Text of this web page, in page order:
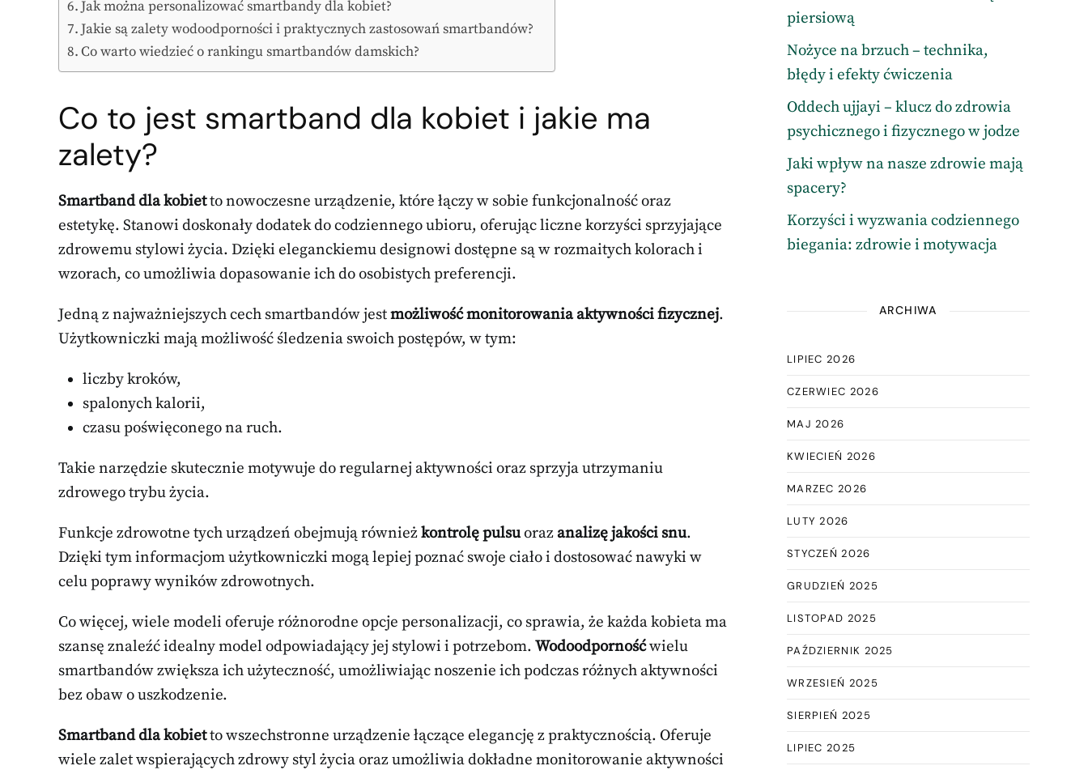
Jak można personalizować smartbandy dla kobiet?
Jakie są zalety wodoodporności i praktycznych zastosowań smartbandów?
Co warto wiedzieć o rankingu smartbandów damskich?
Co to jest smartband dla kobiet i jakie ma
zalety?
Smartband dla kobietto nowoczesne urządzenie, które łączy w sobie funkcjonalność oraz
estetykę. Stanowi doskonały dodatek do codziennego ubioru, oferując liczne korzyści sprzyjające
zdrowemu stylowi życia. Dzięki eleganckiemu designowi dostępne są w rozmaitych kolorach i
wzorach, co umożliwia dopasowanie ich do osobistych preferencji.
Jedną z najważniejszych cech smartbandów jestmożliwość monitorowania aktywności fizycznej.
Użytkowniczki mają możliwość śledzenia swoich postępów, w tym:
liczby kroków,
spalonych kalorii,
czasu poświęconego na ruch.
Takie narzędzie skutecznie motywuje do regularnej aktywności oraz sprzyja utrzymaniu
zdrowego trybu życia.
Funkcje zdrowotne tych urządzeń obejmują równieżkontrolę pulsuorazanalizę jakości snu.
Dzięki tym informacjom użytkowniczki mogą lepiej poznać swoje ciało i dostosować nawyki w
celu poprawy wyników zdrowotnych.
Co więcej, wiele modeli oferuje różnorodne opcje personalizacji, co sprawia, że każda kobieta ma
szansę znaleźć idealny model odpowiadający jej stylowi i potrzebom. Wodoodpornośćwielu
smartbandów zwiększa ich użyteczność, umożliwiając noszenie ich podczas różnych aktywności
bez obaw o uszkodzenie.
Smartband dla kobietto wszechstronne urządzenie łączące elegancję z praktycznością. Oferuje
wiele zalet wspierających zdrowy styl życia oraz umożliwia dokładne monitorowanie aktywności
piersiową
Nożyce na brzuch – technika,
błędy i efekty ćwiczenia
Oddech ujjayi – klucz do zdrowia
psychicznego i fizycznego w jodze
Jaki wpływ na nasze zdrowie mają
spacery?
Korzyści i wyzwania codziennego
biegania: zdrowie i motywacja
ARCHIWA
LIPIEC 2026
CZERWIEC 2026
MAJ 2026
KWIECIEŃ 2026
MARZEC 2026
LUTY 2026
STYCZEŃ 2026
GRUDZIEŃ 2025
LISTOPAD 2025
PAŹDZIERNIK 2025
WRZESIEŃ 2025
SIERPIEŃ 2025
LIPIEC 2025